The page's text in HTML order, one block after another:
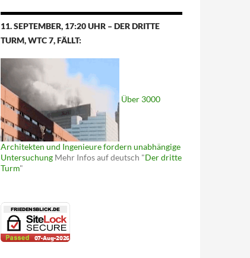
11. SEPTEMBER, 17:20 UHR – DER DRITTE
TURM, WTC 7, FÄLLT:
Über 3000
Architekten und Ingenieure fordern unabhängige
Untersuchung Mehr Infos auf deutsch "Der dritte
Turm"